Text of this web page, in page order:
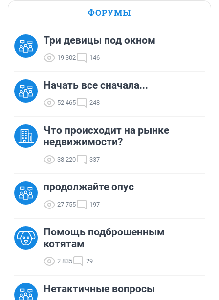
ФОРУМЫ
Три девицы под окном
19 302 146
Начать все сначала...
52 465 248
Что происходит на рынке
недвижимости?
38 220 337
продолжайте опус
27 755 197
Помощь подброшенным
котятам
2 835 29
Нетактичные вопросы